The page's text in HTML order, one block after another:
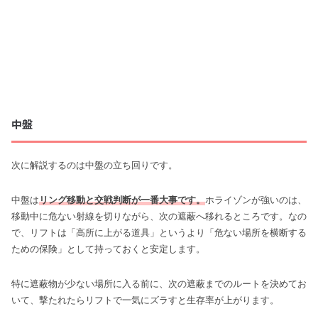
中盤
次に解説するのは中盤の立ち回りです。
中盤はリング移動と交戦判断が一番大事です。ホライゾンが強いのは、
移動中に危ない射線を切りながら、次の遮蔽へ移れるところです。なの
で、リフトは「高所に上がる道具」というより「危ない場所を横断する
ための保険」として持っておくと安定します。
特に遮蔽物が少ない場所に入る前に、次の遮蔽までのルートを決めてお
いて、撃たれたらリフトで一気にズラすと生存率が上がります。